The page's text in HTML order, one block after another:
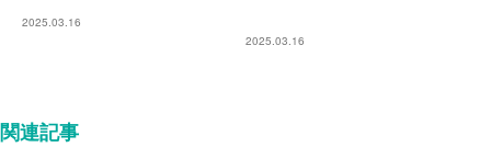
2025.03.16
2025.03.16
関連記事